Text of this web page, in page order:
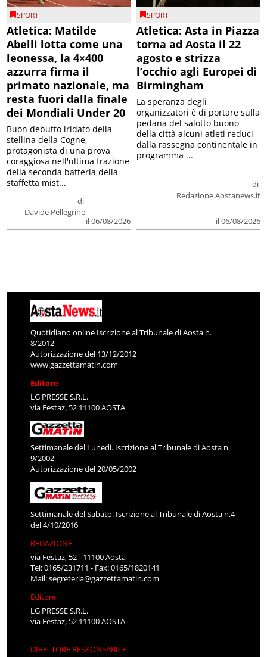
SPORT
Atletica: Matilde
Abelli lotta come una
leonessa, la 4×400
azzurra firma il
primato nazionale, ma
resta fuori dalla finale
dei Mondiali Under 20
di
Davide Pellegrino
il 06/08/2026
Buon debutto iridato della
stellina della Cogne,
protagonista di una prova
coraggiosa nell'ultima frazione
della seconda batteria della
staffetta mist...
SPORT
Atletica: Asta in Piazza
torna ad Aosta il 22
agosto e strizza
l’occhio agli Europei di
Birmingham
di
Redazione Aostanews.it
il 06/08/2026
La speranza degli
organizzatori è di portare sulla
pedana del salotto buono
della città alcuni atleti reduci
dalla rassegna continentale in
programma ...
Quotidiano online Iscrizione al Tribunale di Aosta n.
8/2012
Autorizzazione del 13/12/2012
www.gazzettamatin.com
Editore
LG PRESSE S.R.L.
via Festaz, 52 11100 AOSTA
Settimanale del Lunedì. Iscrizione al Tribunale di Aosta n.
9/2002
Autorizzazione del 20/05/2002
Settimanale del Sabato. Iscrizione al Tribunale di Aosta n.4
del 4/10/2016
REDAZIONE
via Festaz, 52 - 11100 Aosta
Tel: 0165/231711 - Fax: 0165/1820141
Mail:segreteria@gazzettamatin.com
Editore
LG PRESSE S.R.L.
via Festaz, 52 11100 AOSTA
DIRETTORE RESPONSABILE